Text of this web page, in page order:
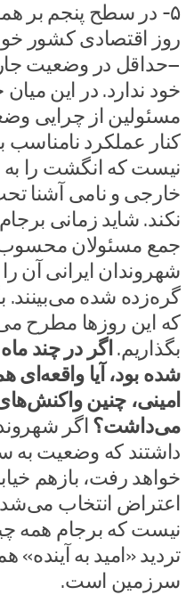
۵- در سطح پنجم بر
روز اقتصادی کشور
–حداقل در وضعیت
خود ندارد. در این میان
مسئولین از چرایی
کنار عملکرد
نیست که انگشت را
خارجی و نامی آشنا
نکند. شاید زمانی
جمع مسئولان محسوب
شهروندان ایرانی آن
گره‌زده شده می‌بینند.
که این روز‌ها مطرح
بگذاریم. اگر در چند
شده بود، آیا واقعه‌ای
امینی، چنین
می‌داشت؟ اگر
داشتند که وضعیت
خواهد رفت، بازهم
اعتراض انتخاب
نیست که برجام همه
تردید «امید به آینده»
سرزمین است.